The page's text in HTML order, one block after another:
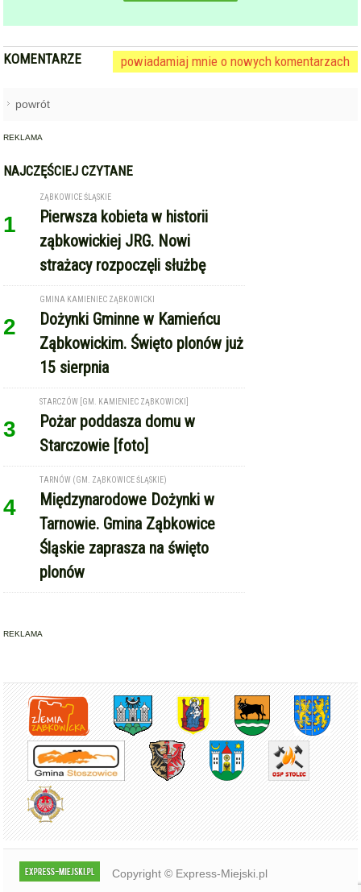
KOMENTARZE powiadamiaj mnie o nowych komentarzach
powrót
REKLAMA
NAJCZĘŚCIEJ CZYTANE
1
ZĄBKOWICE ŚLĄSKIE
Pierwsza kobieta w historii
ząbkowickiej JRG. Nowi
strażacy rozpoczęli służbę
2
GMINA KAMIENIEC ZĄBKOWICKI
Dożynki Gminne w Kamieńcu
Ząbkowickim. Święto plonów już
15 sierpnia
3
STARCZÓW [GM. KAMIENIEC ZĄBKOWICKI]
Pożar poddasza domu w
Starczowie [foto]
4
TARNÓW (GM. ZĄBKOWICE ŚLĄSKIE)
Międzynarodowe Dożynki w
Tarnowie. Gmina Ząbkowice
Śląskie zaprasza na święto
plonów
REKLAMA
Copyright © Express-Miejski.pl